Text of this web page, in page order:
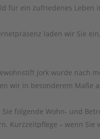
für ein zufriedenes Leben
laden wir Sie
Jork wurde nach
wir in besonderem Maße
folgende Wohn- und
Kurzzeitpflege – wenn